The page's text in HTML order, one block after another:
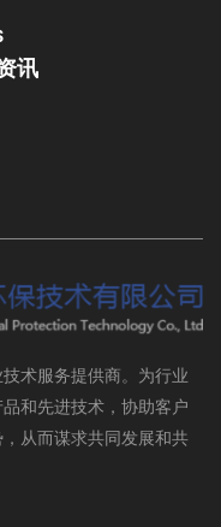
讯
术服务提供商。为行业
和先进技术，协助客户
从而谋求共同发展和共